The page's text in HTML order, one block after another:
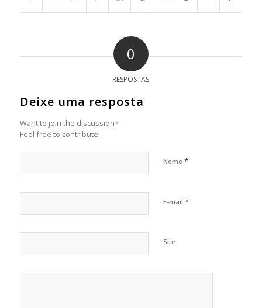
0
RESPOSTAS
Deixe uma resposta
Want to join the discussion?
Feel free to contribute!
Nome *
E-mail *
Site